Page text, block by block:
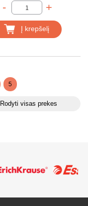
- +
Į krepšelį
5
Rodyti visas prekes